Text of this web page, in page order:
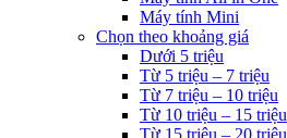
Máy tính Mini
Chọn theo khoảng giá
Dưới 5 triệu
Từ 5 triệu – 7 triệu
Từ 7 triệu – 10 triệu
Từ 10 triệu – 15 triệu